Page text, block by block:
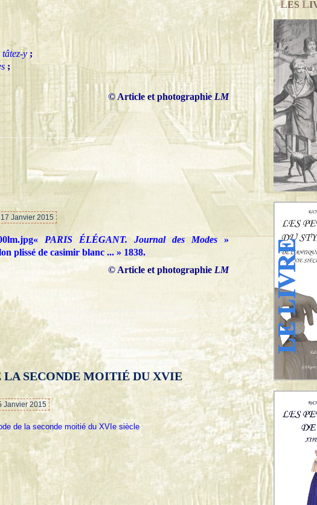
y ;
;
© Article et photographie LM
…
Janvier 2015
« PARIS ÉLÉGANT. Journal des Modes »
plissé de casimir blanc ... » 1838.
© Article et photographie LM
…
LA SECONDE MOITIÉ DU XVIE
Janvier 2015
LES L